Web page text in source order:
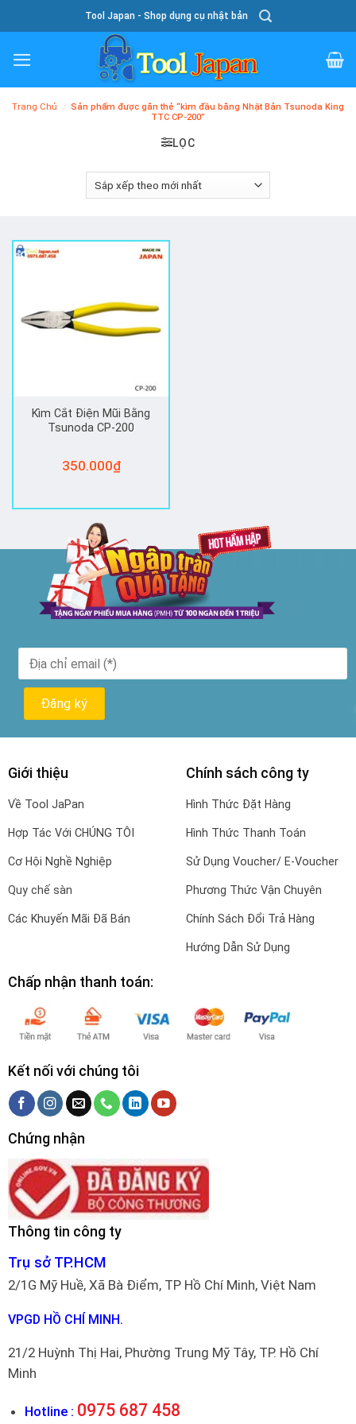
To
Content
Tool Japan - Shop dụng cụ nhật bản
Trang Chủ / Sản phẩm được gắn thẻ “kìm đầu bằng Nhật Bản Tsunoda King
TTC CP-200”
LỌC
Kìm Cắt Điện Mũi Bằng
Tsunoda CP-200
350.000₫
Giới thiệu
Về Tool JaPan
Hợp Tác Với CHÚNG TÔI
Cơ Hội Nghề Nghiệp
Quy chế sàn
Các Khuyến Mãi Đã Bán
Chính sách công ty
Hình Thức Đặt Hàng
Hình Thức Thanh Toán
Sử Dụng Voucher/ E-Voucher
Phương Thức Vận Chuyên
Chính Sách Đổi Trả Hàng
Hướng Dẫn Sử Dụng
Chấp nhận thanh toán:
Kết nối với chúng tôi
Chứng nhận
Thông tin công ty
Trụ sở TP.HCM
2/1G Mỹ Huề, Xã Bà Điểm, TP Hồ Chí Minh, Việt Nam
VPGD HỒ CHÍ MINH.
21/2 Huỳnh Thị Hai, Phường Trung Mỹ Tây, TP. Hồ Chí
Minh
Hotline : 0975 687 458